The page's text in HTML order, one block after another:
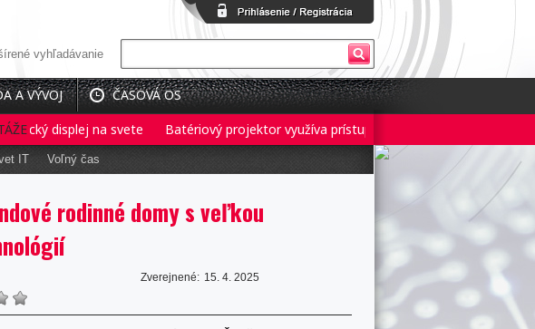
vyhľadávanie
A VÝVOJ
ČASOVÁ OS
IT Voľný čas
displej na svete Batériový projektor využíva prístup 3 v 1 pre flexibilné nastavenie
rodinné domy s veľkou
Zverejnené: 15. 4. 2025